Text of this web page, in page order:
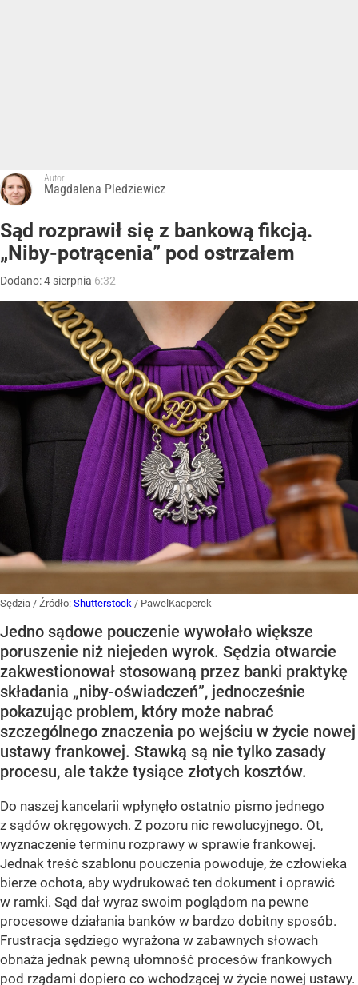
Autor:
Magdalena Pledziewicz
Sąd rozprawił się z bankową fikcją.
„Niby-potrącenia” pod ostrzałem
Dodano:4 sierpnia 6:32
Sędzia / Źródło: Shutterstock / PawelKacperek
Jedno sądowe pouczenie wywołało większe
poruszenie niż niejeden wyrok. Sędzia otwarcie
zakwestionował stosowaną przez banki praktykę
składania „niby-oświadczeń”, jednocześnie
pokazując problem, który może nabrać
szczególnego znaczenia po wejściu w życie nowej
ustawy frankowej. Stawką są nie tylko zasady
procesu, ale także tysiące złotych kosztów.
Do naszej kancelarii wpłynęło ostatnio pismo jednego
z sądów okręgowych. Z pozoru nic rewolucyjnego. Ot,
wyznaczenie terminu rozprawy w sprawie frankowej.
Jednak treść szablonu pouczenia powoduje, że człowieka
bierze ochota, aby wydrukować ten dokument i oprawić
w ramki. Sąd dał wyraz swoim poglądom na pewne
procesowe działania banków w bardzo dobitny sposób.
Frustracja sędziego wyrażona w zabawnych słowach
obnaża jednak pewną ułomność procesów frankowych
pod rządami dopiero co wchodzącej w życie nowej ustawy.